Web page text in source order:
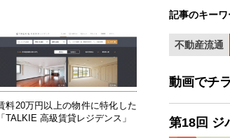
料20万円以上の物件に特化した
「TALKIE 高級賃貸レジデンス」
記事のキー
不動産流通
動画でチ
第18回